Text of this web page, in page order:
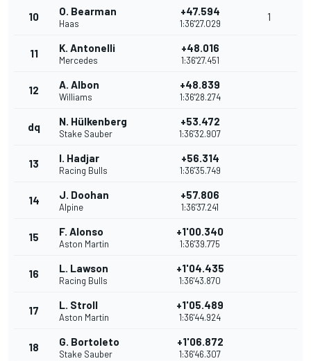
10 O. Bearman
Haas
+47.594
1:36'27.029
1
11 K. Antonelli
Mercedes
+48.016
1:36'27.451
12 A. Albon
Williams
+48.839
1:36'28.274
dq N. Hülkenberg
Stake Sauber
+53.472
1:36'32.907
13 I. Hadjar
Racing Bulls
+56.314
1:36'35.749
14 J. Doohan
Alpine
+57.806
1:36'37.241
15 F. Alonso
Aston Martin
+1'00.340
1:36'39.775
16 L. Lawson
Racing Bulls
+1'04.435
1:36'43.870
17 L. Stroll
Aston Martin
+1'05.489
1:36'44.924
18 G. Bortoleto
Stake Sauber
+1'06.872
1:36'46.307